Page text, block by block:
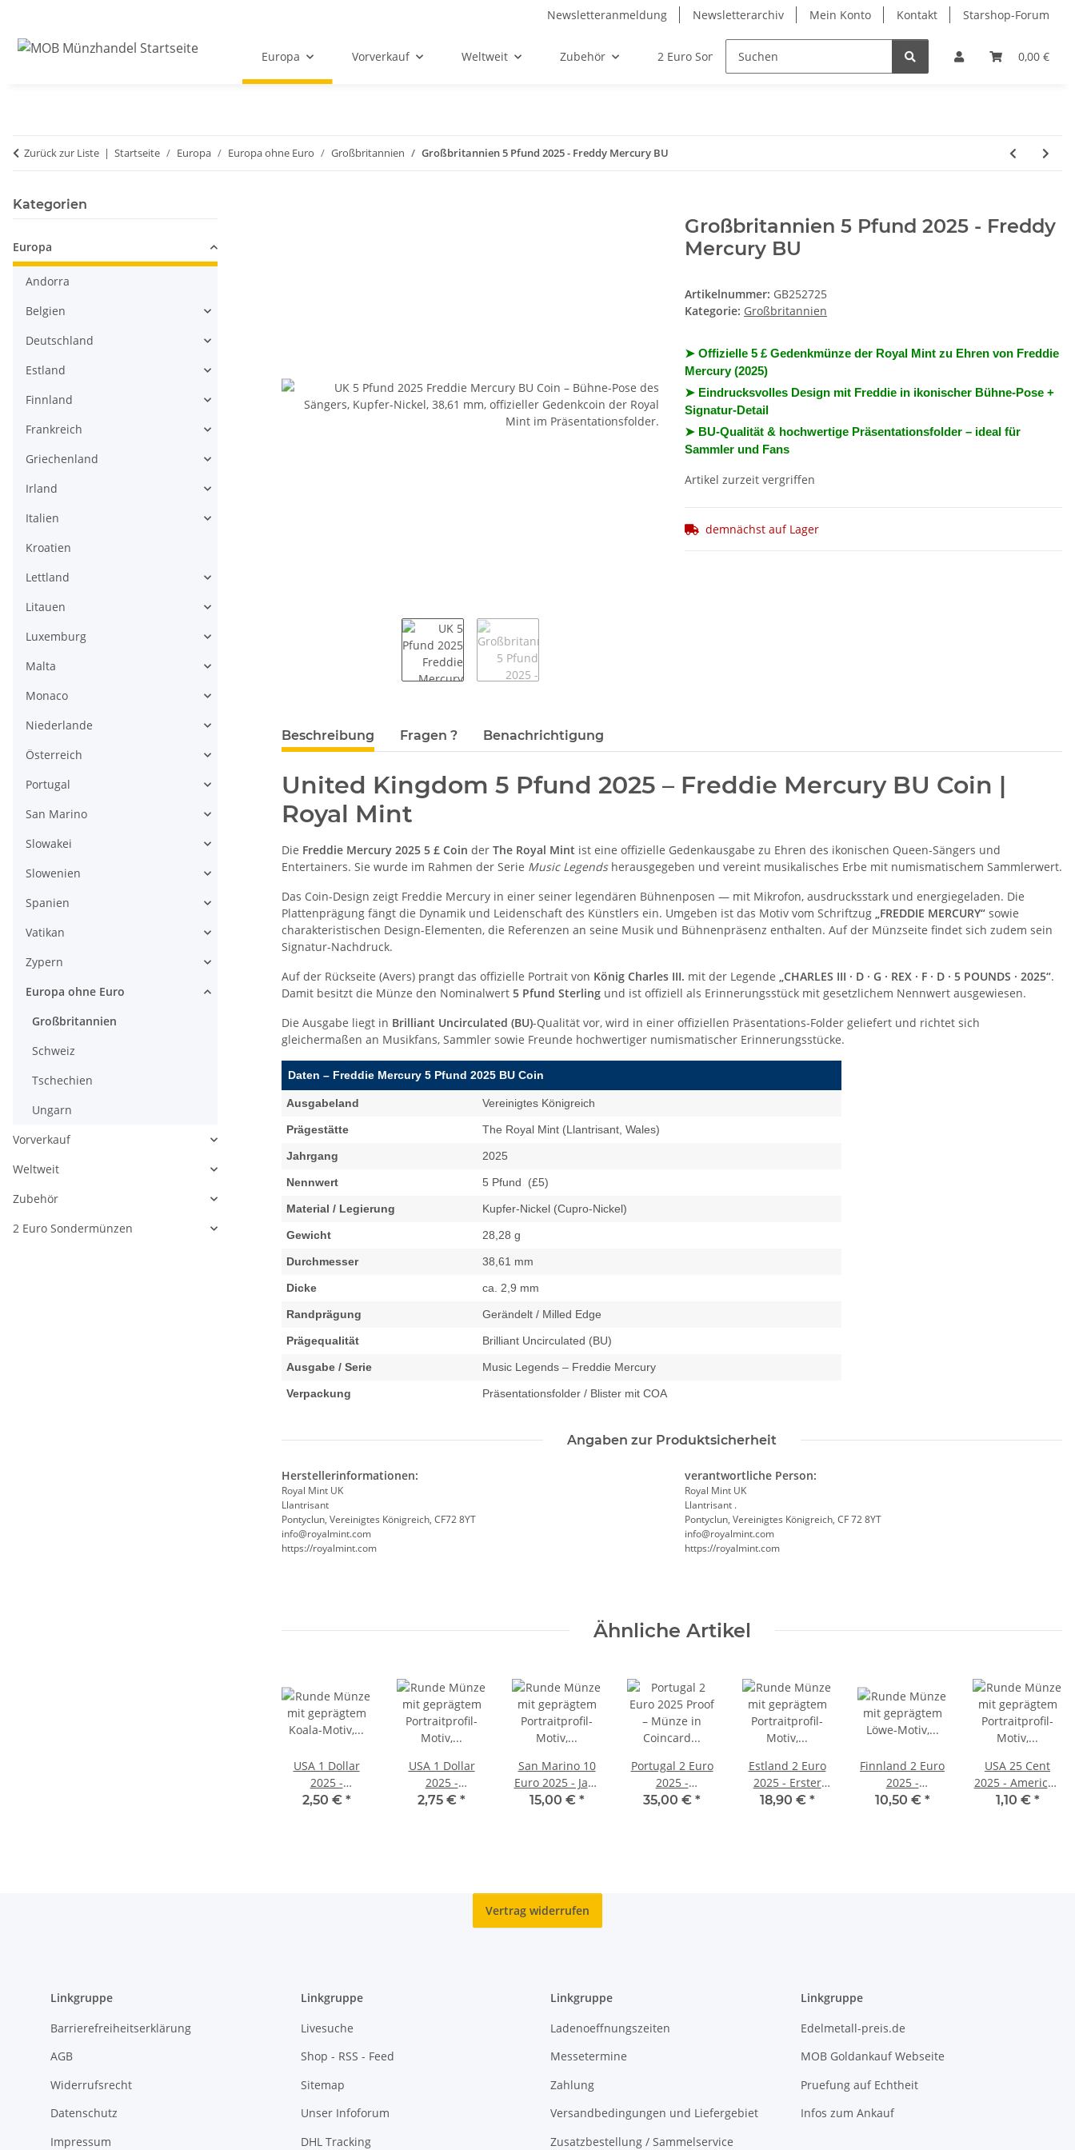
Newsletteranmeldung Newsletterarchiv Mein Konto Kontakt Starshop-Forum
0,00 €
Europa Vorverkauf Weltweit Zubehör 2 Euro Sondermünzen
Zurück zur Liste Startseite Europa Europa ohne Euro Großbritannien Großbritannien 5 Pfund 2025 - Freddy Mercury BU
Großbritannien 5 Pfund 2025 - Freddy
Mercury BU
Artikelnummer: GB252725
Kategorie: Großbritannien
➤ Offizielle 5 £ Gedenkmünze der Royal Mint zu Ehren von Freddie
Mercury (2025)
➤ Eindrucksvolles Design mit Freddie in ikonischer Bühne-Pose +
Signatur-Detail
➤ BU-Qualität & hochwertige Präsentationsfolder – ideal für
Sammler und Fans
Artikel zurzeit vergriffen
demnächst auf Lager
weitere Registerkarten anzeigen
Beschreibung Fragen ? Benachrichtigung
United Kingdom 5 Pfund 2025 – Freddie Mercury BU Coin |
Royal Mint
Die Freddie Mercury 2025 5 £ Coin der The Royal Mint ist eine offizielle Gedenkausgabe zu Ehren des ikonischen Queen-Sängers und
Entertainers. Sie wurde im Rahmen der Serie Music Legendsherausgegeben und vereint musikalisches Erbe mit numismatischem Sammlerwert.
Das Coin-Design zeigt Freddie Mercury in einer seiner legendären Bühnenposen — mit Mikrofon, ausdrucksstark und energiegeladen. Die
Plattenprägung fängt die Dynamik und Leidenschaft des Künstlers ein. Umgeben ist das Motiv vom Schriftzug „FREDDIE MERCURY“ sowie
charakteristischen Design-Elementen, die Referenzen an seine Musik und Bühnenpräsenz enthalten. Auf der Münzseite findet sich zudem sein
Signatur-Nachdruck.
Auf der Rückseite (Avers) prangt das offizielle Portrait von König Charles III. mit der Legende „CHARLES III · D · G · REX · F · D · 5 POUNDS · 2025“.
Damit besitzt die Münze den Nominalwert 5 Pfund Sterling und ist offiziell als Erinnerungsstück mit gesetzlichem Nennwert ausgewiesen.
Die Ausgabe liegt in Brilliant Uncirculated (BU)-Qualität vor, wird in einer offiziellen Präsentations-Folder geliefert und richtet sich
gleichermaßen an Musikfans, Sammler sowie Freunde hochwertiger numismatischer Erinnerungsstücke.
Daten – Freddie Mercury 5 Pfund 2025 BU Coin
Ausgabeland Vereinigtes Königreich
Prägestätte The Royal Mint (Llantrisant, Wales)
Jahrgang 2025
Nennwert 5 Pfund (£5)
Material / Legierung Kupfer-Nickel (Cupro-Nickel)
Gewicht 28,28 g
Durchmesser 38,61 mm
Dicke ca. 2,9 mm
Randprägung Gerändelt / Milled Edge
Prägequalität Brilliant Uncirculated (BU)
Ausgabe / Serie Music Legends – Freddie Mercury
Verpackung Präsentationsfolder / Blister mit COA
Angaben zur Produktsicherheit
Herstellerinformationen:
Royal Mint UK
Llantrisant
Pontyclun, Vereinigtes Königreich, CF72 8YT
info@royalmint.com
https://royalmint.com
verantwortliche Person:
Royal Mint UK
Llantrisant .
Pontyclun, Vereinigtes Königreich, CF 72 8YT
info@royalmint.com
https://royalmint.com
Ähnliche Artikel
USA 1 Dollar
2025 -
Innovationen
2,50 € *
USA 1 Dollar
2025 -
Innovationen
2,75 € *
San Marino 10
Euro 2025 - Jahr
des Schweins
15,00 € *
Portugal 2 Euro
2025 -
Entwicklung PP
35,00 € *
Estland 2 Euro
2025 - Erster
Textdruck - BU
18,90 € *
Finnland 2 Euro
2025 -
Staatsbesuche
10,50 € *
USA 25 Cent
2025 - American
Women Quarter
1,10 € *
Kategorien
Europa
Andorra
Belgien
Deutschland
Estland
Finnland
Frankreich
Griechenland
Irland
Italien
Kroatien
Lettland
Litauen
Luxemburg
Malta
Monaco
Niederlande
Österreich
Portugal
San Marino
Slowakei
Slowenien
Spanien
Vatikan
Zypern
Europa ohne Euro
Großbritannien
Schweiz
Tschechien
Ungarn
Vorverkauf
Weltweit
Zubehör
2 Euro Sondermünzen
Vertrag widerrufen
Linkgruppe
Barrierefreiheitserklärung
AGB
Widerrufsrecht
Datenschutz
Impressum
Linkgruppe
Livesuche
Shop - RSS - Feed
Sitemap
Unser Infoforum
DHL Tracking
Linkgruppe
Ladenoeffnungszeiten
Messetermine
Zahlung
Versandbedingungen und Liefergebiet
Zusatzbestellung / Sammelservice
Linkgruppe
Edelmetall-preis.de
MOB Goldankauf Webseite
Pruefung auf Echtheit
Infos zum Ankauf